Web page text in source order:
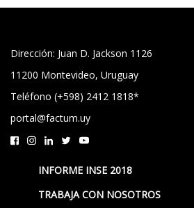
Dirección: Juan D. Jackson 1126
11200 Montevideo, Uruguay
Teléfono (+598) 2412 1818*
portal@factum.uy
INFORME INSE 2018
TRABAJA CON NOSOTROS